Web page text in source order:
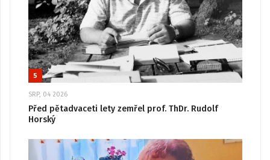
5
SRP, 04 2026
Před pětadvaceti lety zemřel prof. ThDr. Rudolf
Horský